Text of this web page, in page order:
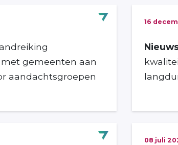
gemeenten aan
aandachtsgroepen
16
08 juli